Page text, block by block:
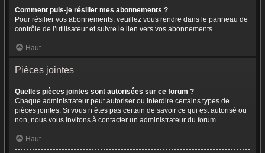
Comment puis-je résilier mes abonnements ?
Pour résilier vos abonnements, veuillez vous rendre dans le panneau de
contrôle de l’utilisateur et suivre le lien vers vos abonnements.
Haut
Pièces jointes
Quelles pièces jointes sont autorisées sur ce forum ?
Chaque administrateur peut autoriser ou interdire certains types de
pièces jointes. Si vous n’êtes pas certain de savoir ce qui est autorisé ou
non, nous vous invitons à contacter un administrateur du forum.
Haut